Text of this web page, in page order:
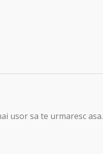
usor sa te urmaresc asa.